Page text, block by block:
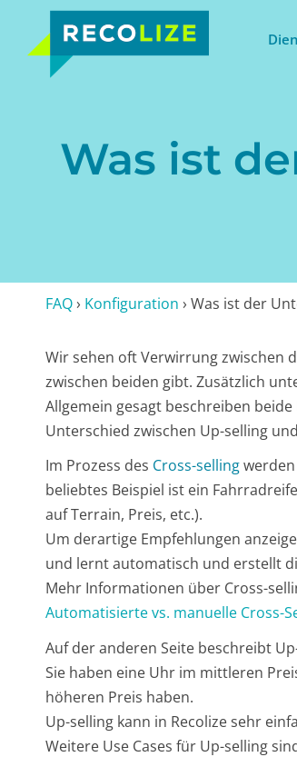
Was ist
FAQ› Konfiguration › Was ist der
Wir sehen oft Verwirrung zwischen
zwischen beiden gibt. Zusätzlich
Allgemein gesagt beschreiben
Unterschied zwischen Up-selling
Im Prozess des Cross-selling
beliebtes Beispiel ist ein
auf Terrain, Preis, etc.).
Um derartige Empfehlungen
und lernt automatisch und erstellt
Mehr Informationen über Cross-
Automatisierte vs. manuelle Cross-
Auf der anderen Seite beschreibt
Sie haben eine Uhr im mittleren
höheren Preis haben.
Up-selling kann in Recolize sehr
Weitere Use Cases für Up-selling